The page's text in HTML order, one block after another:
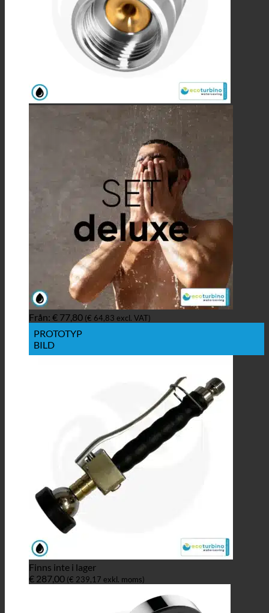
Från: € 77,80 (€ 64,83 excl. VAT)
PROTOTYP
BILD
Finns inte i lager
€ 287,00 (€ 239,17 exkl. moms)